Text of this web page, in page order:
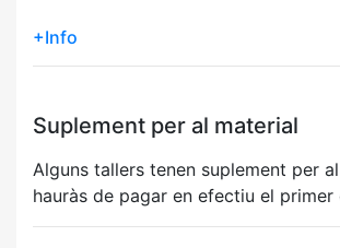
+Info
Suplement per al material
Alguns tallers tenen suplement per
hauràs de pagar en efectiu el primer